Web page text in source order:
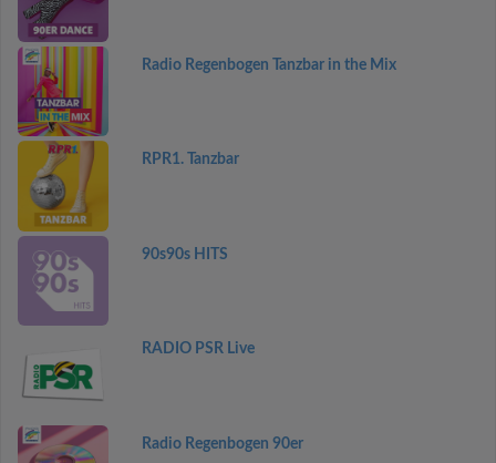
Radio Regenbogen Tanzbar in the Mix
RPR1. Tanzbar
90s90s HITS
RADIO PSR Live
Radio Regenbogen 90er